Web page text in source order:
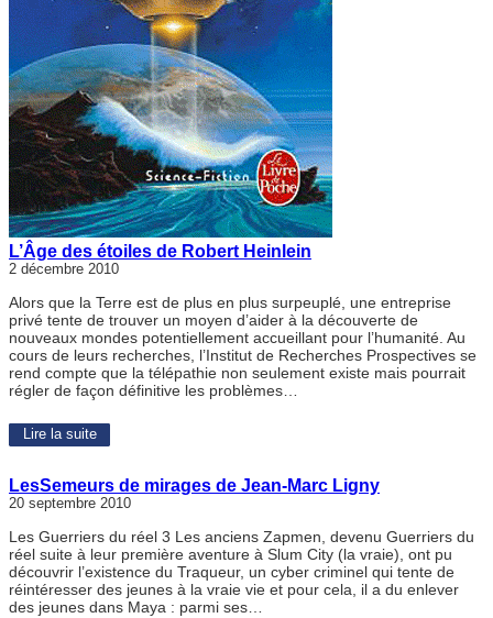
L’Âge des étoiles de Robert Heinlein
2 décembre 2010
Alors que la Terre est de plus en plus surpeuplé, une entreprise
privé tente de trouver un moyen d’aider à la découverte de
nouveaux mondes potentiellement accueillant pour l’humanité. Au
cours de leurs recherches, l’Institut de Recherches Prospectives se
rend compte que la télépathie non seulement existe mais pourrait
régler de façon définitive les problèmes…
Lire la suite
LesSemeurs de mirages de Jean-Marc Ligny
20 septembre 2010
Les Guerriers du réel 3 Les anciens Zapmen, devenu Guerriers du
réel suite à leur première aventure à Slum City (la vraie), ont pu
découvrir l’existence du Traqueur, un cyber criminel qui tente de
réintéresser des jeunes à la vraie vie et pour cela, il a du enlever
des jeunes dans Maya : parmi ses…